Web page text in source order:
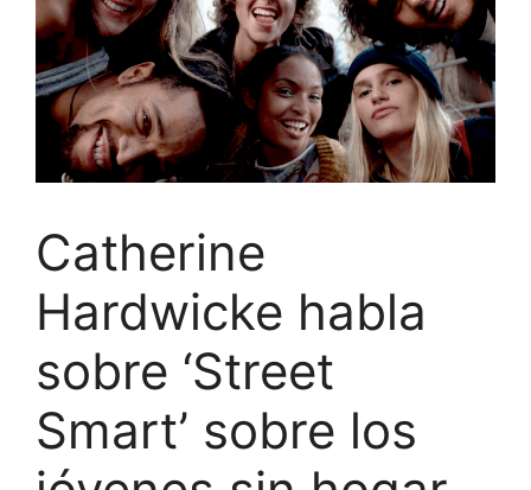
Catherine
Hardwicke habla
sobre ‘Street
Smart’ sobre los